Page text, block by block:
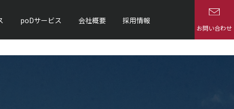
poDサービス 会社概要 採用情報
お問い合わせ